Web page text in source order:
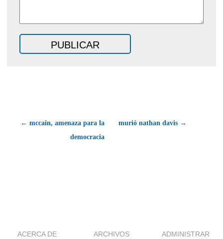
← mccain, amenaza para la
democracia
murió nathan davis →
ACERCA DE ARCHIVOS ADMINISTRAR